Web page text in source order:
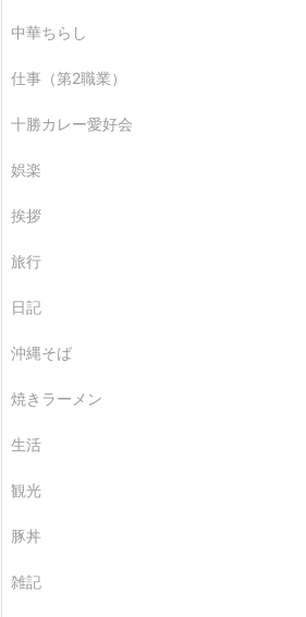
中華ちらし
仕事（第2職業）
十勝カレー愛好会
娯楽
挨拶
旅行
日記
沖縄そば
焼きラーメン
生活
観光
豚丼
雑記